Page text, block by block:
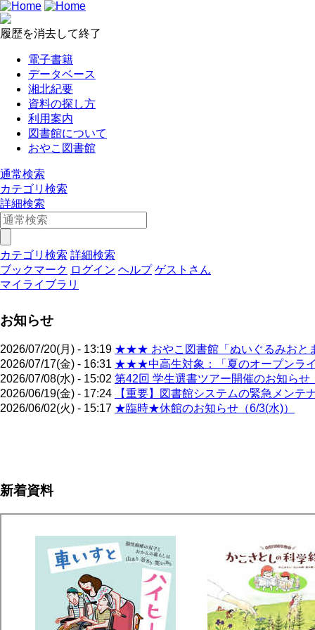
履歴を消去して終了
電子書籍
データベース
湘北紀要
資料の探し方
利用案内
図書館について
おやこ図書館
通常検索
カテゴリ検索
詳細検索
カテゴリ検索 詳細検索
ブックマーク ログイン ヘルプ ゲストさん
マイライブラリ
お知らせ
2026/07/20(月) - 13:19 ★★★ おやこ図書館「ぬいぐるみおと
2026/07/17(金) - 16:31 ★★★中高生対象：「夏のオープンラ
2026/07/08(水) - 15:02 第42回 学生選書ツアー開催のお知らせ
2026/06/19(金) - 17:24
【重要】図書館システムの緊急メンテ
2026/06/02(火) - 15:17 ★臨時★休館のお知らせ（6/3(水)）
送
新着資料